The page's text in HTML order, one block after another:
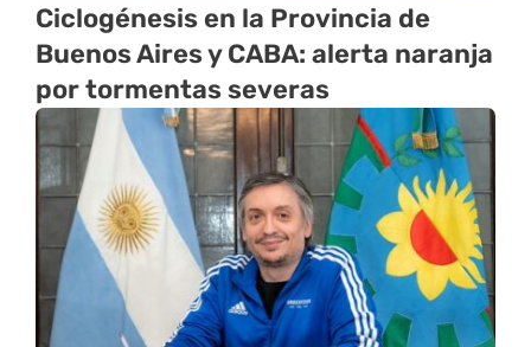
Ciclogénesis en la Provincia de
Buenos Aires y CABA: alerta naranja
por tormentas severas